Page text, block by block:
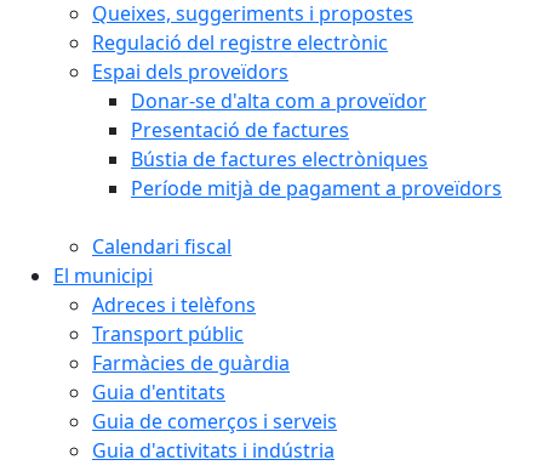
Queixes, suggeriments i propostes
Regulació del registre electrònic
Espai dels proveïdors
Donar-se d'alta com a proveïdor
Presentació de factures
Bústia de factures electròniques
Període mitjà de pagament a proveïdors
Calendari fiscal
El municipi
Adreces i telèfons
Transport públic
Farmàcies de guàrdia
Guia d'entitats
Guia de comerços i serveis
Guia d'activitats i indústria